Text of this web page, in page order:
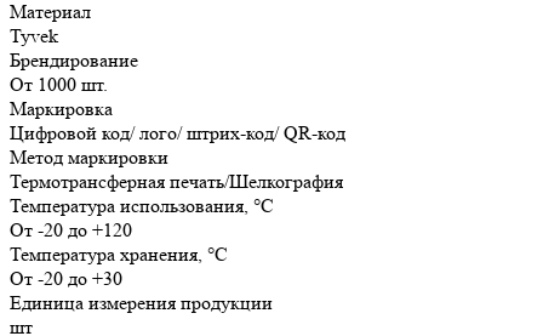
Материал
Tyvek
Брендирование
От 1000 шт.
Маркировка
Цифровой код/ лого/ штрих-код/ QR-код
Метод маркировки
Термотрансферная печать/Шелкография
Температура использования, °C
От -20 до +120
Температура хранения, °C
От -20 до +30
Единица измерения продукции
шт